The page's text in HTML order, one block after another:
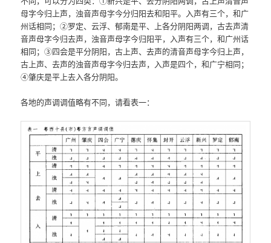
母字今归上声，浊音声母字今分归阳去和阳平。入声有三个，和广
州话相同；②罗定、云浮、郁南是平、上各分阴阳两调，古去声清
音声母字今归去声，浊音声母字今归阳平，入声有三个，和广州话
相同；③四会是平分阴阳，古上声、去声的清音声母字今归上声，
古上声、去声的浊音声母字今归去声，入声是四个，和广宁相同；
④肇庆是平上去入各分阴阳。
各地的声调调值略有不同，请看表一：